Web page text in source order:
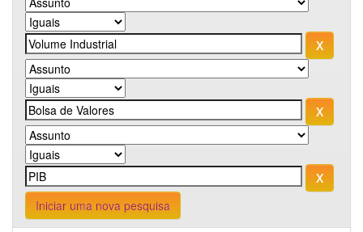
Iniciar uma nova pesquisa